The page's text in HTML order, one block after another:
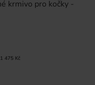
krmivo pro kočky -
1 475 Kč